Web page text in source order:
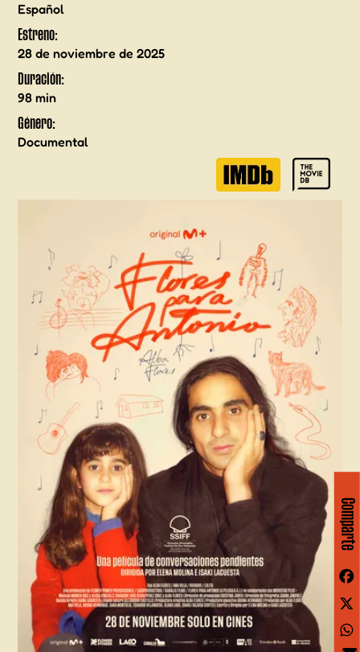
Español
Estreno:
28 de noviembre de 2025
Duración:
98 min
Género:
Documental
Comparte